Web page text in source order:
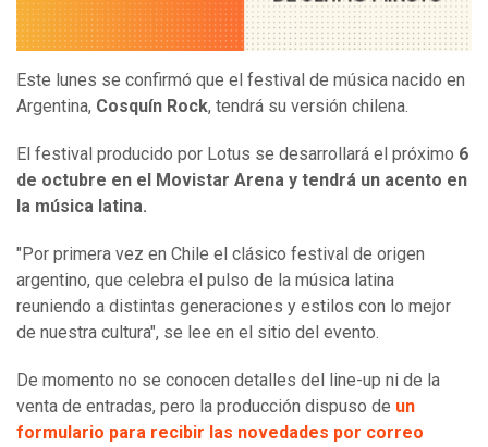
Este lunes se confirmó que el festival de música nacido en
Argentina, Cosquín Rock, tendrá su versión chilena.
El festival producido por Lotus se desarrollará el próximo 6
de octubre en el Movistar Arena y tendrá un acento en
la música latina.
"Por primera vez en Chile el clásico festival de origen
argentino, que celebra el pulso de la música latina
reuniendo a distintas generaciones y estilos con lo mejor
de nuestra cultura", se lee en el sitio del evento.
De momento no se conocen detalles del line-up ni de la
venta de entradas, pero la producción dispuso de un
formulario para recibir las novedades por correo